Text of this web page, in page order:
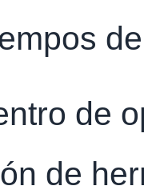
de
de